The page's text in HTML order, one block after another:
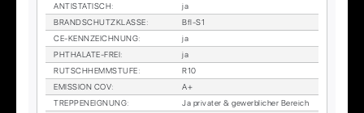
AN­TI­STA­TISCH:
ja
BRAND­SCHUTZ­KLAS­SE:
Bfl-S1
CE-KENN­ZEICH­NUNG:
ja
PHTHA­LA­TE-FREI:
ja
RUTSCH­HEMM­STU­FE:
R10
EMIS­SI­ON COV:
A+
TREP­PEN­EIG­NUNG:
Ja pri­va­ter & ge­werb­li­cher Be­reich